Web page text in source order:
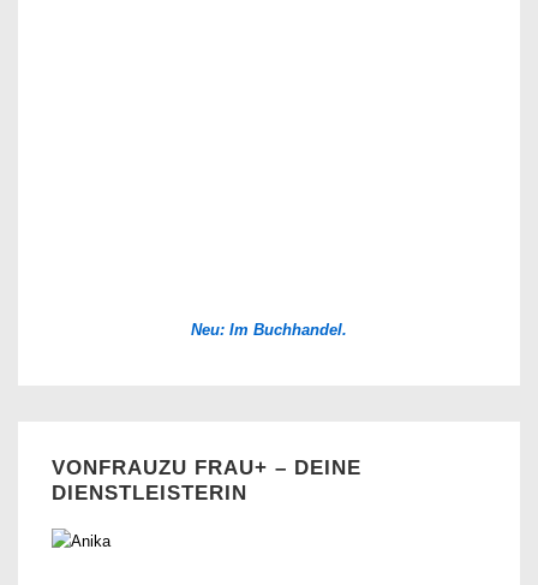
Neu: Im Buchhandel.
VONFRAUZU FRAU+ – DEINE
DIENSTLEISTERIN